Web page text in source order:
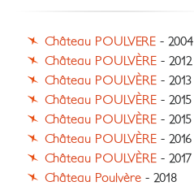
Château POULVERE - 2004
Château POULVÈRE - 2012
Château POULVÈRE - 2013
Château POULVÈRE - 2015
Château POULVÈRE - 2015
Château POULVÈRE - 2016
Château POULVÈRE - 2017
Château Poulvère - 2018